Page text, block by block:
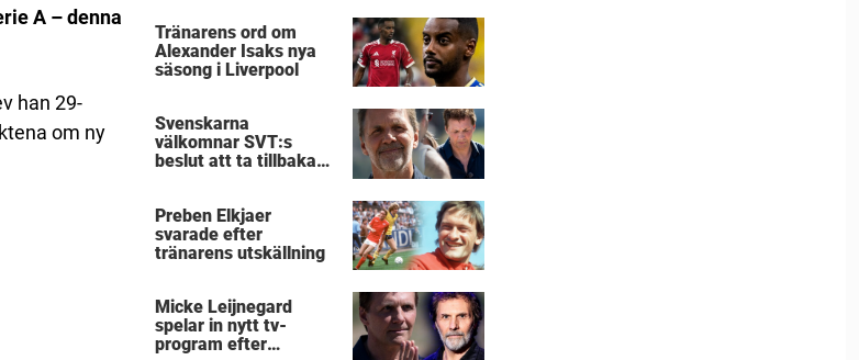
A – denna
han 29-
om ny
Tränarens ord om
Alexander Isaks nya
säsong i Liverpool
Svenskarna
välkomnar SVT:s
beslut att ta tillbaka
Preben Elkjaer
svarade efter
tränarens utskällning
Micke Leijnegard
spelar in nytt tv-
program efter